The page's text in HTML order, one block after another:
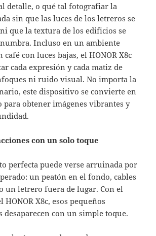
detalle, o qué tal fotografiar la
sin que las luces de los letreros se
que la textura de los edificios se
Incluso en un ambiente
con luces bajas, el HONOR X8c
cada expresión y cada matiz de
ni ruido visual. No importa la
este dispositivo se convierte en
obtener imágenes vibrantes y
con un solo toque
perfecta puede verse arruinada por
un peatón en el fondo, cables
un letrero fuera de lugar. Con el
X8c, esos pequeños
desaparecen con un simple toque.